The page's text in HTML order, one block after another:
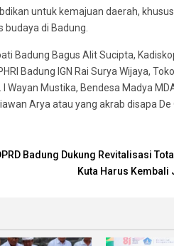
untuk kemajuan daerah,
di Badung.
Badung Bagus Alit Sucipta,
Badung IGN Rai Surya Wijaya,
Wayan Mustika, Bendesa Madya
Arya atau yang akrab disapa De
Badung Dukung Revitalisasi
Kuta Harus